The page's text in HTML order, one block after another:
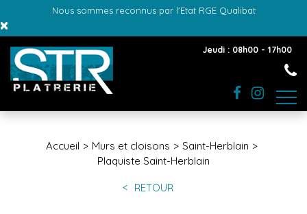
Nous sommes reconnus par l'Etat RGE Qualibat
×
Jeudi : 08h00 - 17h00
Accueil Murs et cloisons
Saint-Herblain
Plaquiste Saint-Herblain
RETOUR